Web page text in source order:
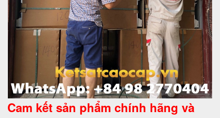
Cam kết sản phẩm chính hãng và